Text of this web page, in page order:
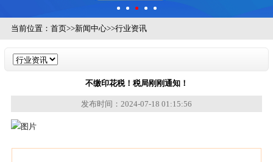
当前位置： 首页>>新闻中心>>行业资讯
不缴印花税！税局刚刚通知！
发布时间：2024-07-18 01:15:56